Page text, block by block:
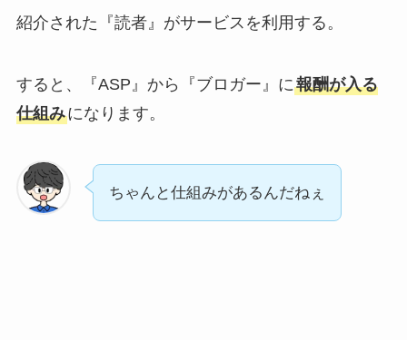
紹介された 『読者』がサービスを利用する。
すると、『ASP』から『ブロガー』に報酬が入る
仕組みになります。
ちゃんと仕組みがあるんだねぇ